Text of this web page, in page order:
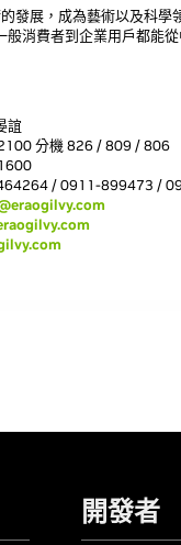
發展，成為藝術以及科學
消費者到企業用戶都能
誼
分機 826 / 809 / 806
/ 0911-899473 /
開發者